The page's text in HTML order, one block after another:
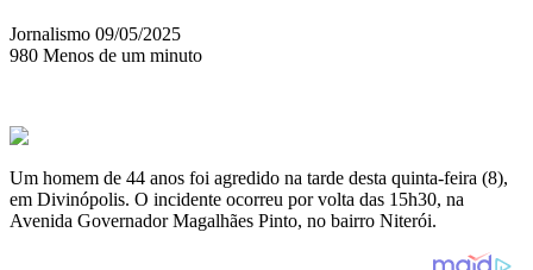
Jornalismo Mande
um
09/05/2025
980 Menos de um minuto
Um homem de 44 anos foi agredido na tarde desta quinta-feira (8),
em Divinópolis. O incidente ocorreu por volta das 15h30, na
Avenida Governador Magalhães Pinto, no bairro Niterói.